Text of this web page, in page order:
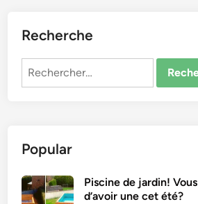
Recherche
Rechercher :
Popular
Piscine de jardin!
d’avoir une cet été?